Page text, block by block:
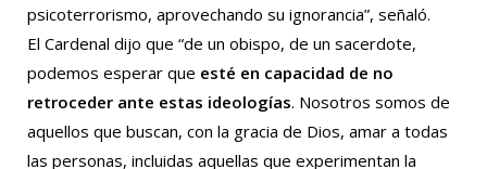
psicoterrorismo, aprovechando su ignorancia”, señaló.
El Cardenal dijo que “de un obispo, de un sacerdote,
podemos esperar que esté en capacidad de no
retroceder ante estas ideologías. Nosotros somos de
aquellos que buscan, con la gracia de Dios, amar a todas
las personas, incluidas aquellas que experimentan la